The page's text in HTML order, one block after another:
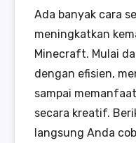
Ada banyak cara
meningkatkan
Minecraft. Mulai
dengan efisien,
sampai
secara kreatif.
langsung Anda